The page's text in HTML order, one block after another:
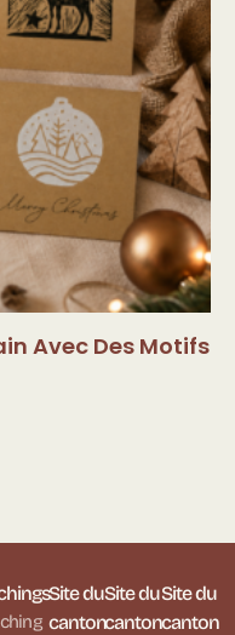
Avec Des Motifs
Site du
canton
Site du
canton
Site du
canton